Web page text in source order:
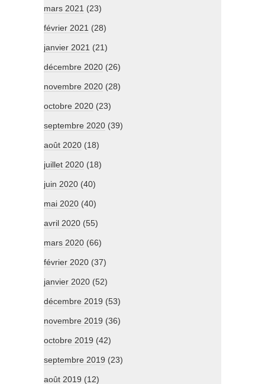
mars 2021 (23)
février 2021 (28)
janvier 2021 (21)
décembre 2020 (26)
novembre 2020 (28)
octobre 2020 (23)
septembre 2020 (39)
août 2020 (18)
juillet 2020 (18)
juin 2020 (40)
mai 2020 (40)
avril 2020 (55)
mars 2020 (66)
février 2020 (37)
janvier 2020 (52)
décembre 2019 (53)
novembre 2019 (36)
octobre 2019 (42)
septembre 2019 (23)
août 2019 (12)